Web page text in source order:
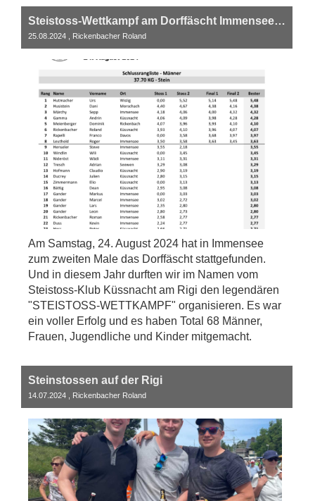
Steistoss-Wettkampf am Dorffäscht Immensee 2024
25.08.2024 , Rickenbacher Roland
Am Samstag, 24. August 2024 hat in Immensee
zum zweiten Male das Dorffäscht stattgefunden.
Und in diesem Jahr durften wir im Namen vom
Steistoss-Klub Küssnacht am Rigi den legendären
"STEISTOSS-WETTKAMPF" organisieren. Es war
ein voller Erfolg und es haben Total 68 Männer,
Frauen, Jugendliche und Kinder mitgemacht.
Steinstossen auf der Rigi
14.07.2024 , Rickenbacher Roland